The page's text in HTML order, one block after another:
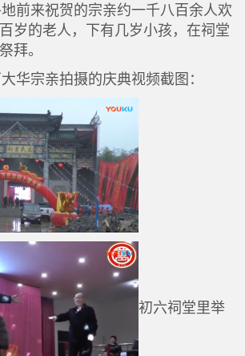
前来祝贺的宗亲约一千八百余人欢
岁的老人，下有几岁小孩，在祠堂
拜。
华宗亲拍摄的庆典视频截图：
初六祠堂里举